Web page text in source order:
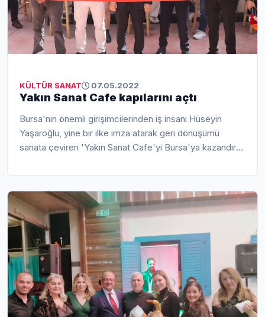
KÜLTÜR SANAT 07.05.2022
Yakın Sanat Cafe kapılarını açtı
Bursa'nın önemli girişimcilerinden iş insanı Hüseyin
Yaşaroğlu, yine bir ilke imza atarak geri dönüşümü
sanata çeviren 'Yakın Sanat Cafe'yi Bursa'ya kazandırdı.